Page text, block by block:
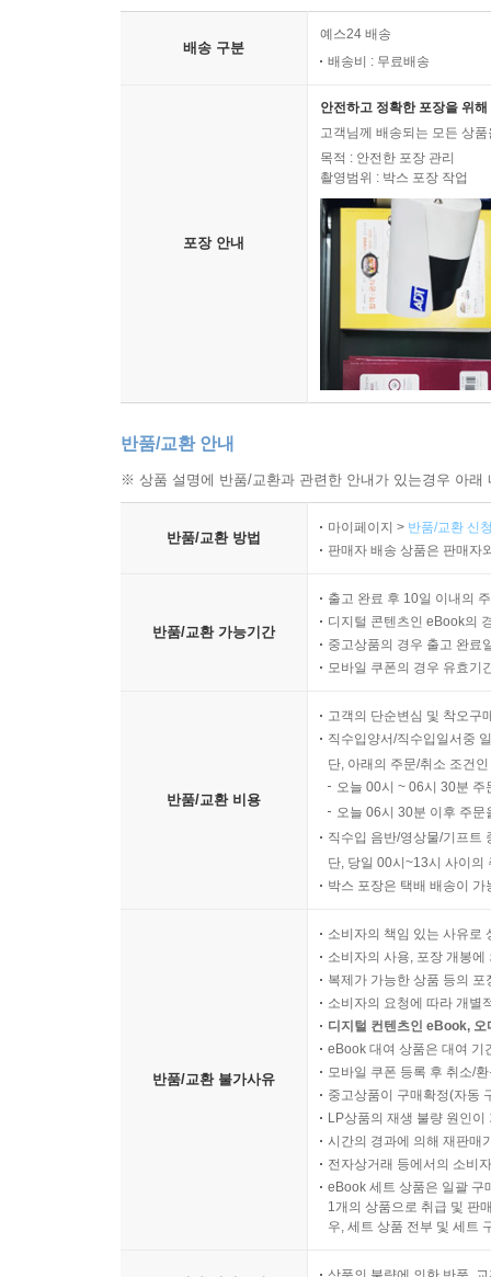
배송 구분
예스24 배송
배송비 : 무료배송
포장 안내
안전하고 정확한 포장을 위
고객님께 배송되는 모든 상
목적 : 안전한 포장 관리
촬영범위 : 박스 포장 작업
반품/교환 안내
※ 상품 설명에 반품/교환과 관련한 안내가 있는경우 아
반품/교환 방법
마이페이지 > 반품/교환 신
판매자 배송 상품은 판매자
반품/교환 가능기간
출고 완료 후 10일 이내의
디지털 콘텐츠인 eBook의
중고상품의 경우 출고 완료
모바일 쿠폰의 경우 유효기
반품/교환 비용
고객의 단순변심 및 착오구
직수입양서/직수입일서중
단, 아래의 주문/취소 조건
오늘 00시 ~ 06시 30분
오늘 06시 30분 이후 주
직수입 음반/영상물/기프트
단, 당일 00시~13시 사이의
박스 포장은 택배 배송이
반품/교환 불가사유
소비자의 책임 있는 사유로
소비자의 사용, 포장 개봉
복제가 가능한 상품 등의
소비자의 요청에 따라 개별
디지털 컨텐츠인 eBook,
eBook 대여 상품은 대여 기
모바일 쿠폰 등록 후 취소/
중고상품이 구매확정(자동
LP상품의 재생 불량 원인
시간의 경과에 의해 재판매
전자상거래 등에서의 소비
eBook 세트 상품은 일괄 구
1개의 상품으로 취급 및 판
우, 세트 상품 전부 및 세트